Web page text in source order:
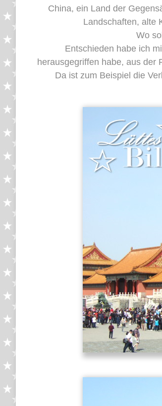
China, ein Land der
Landschaften, alte
Wo
Entschieden habe ich
herausgegriffen habe, aus der
Da ist zum Beispiel die